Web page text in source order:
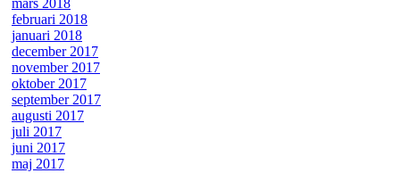
februari 2018
januari 2018
december 2017
november 2017
oktober 2017
september 2017
augusti 2017
juli 2017
juni 2017
maj 2017